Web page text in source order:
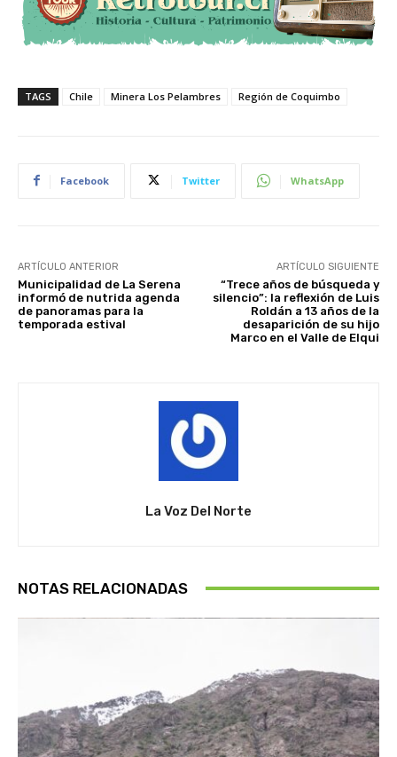
TAGS Chile Minera Los Pelambres Región de Coquimbo
Facebook Twitter WhatsApp
ARTÍCULO ANTERIOR
Municipalidad de La Serena
informó de nutrida agenda
de panoramas para la
temporada estival
ARTÍCULO SIGUIENTE
“Trece años de búsqueda y
silencio”: la reflexión de Luis
Roldán a 13 años de la
desaparición de su hijo
Marco en el Valle de Elqui
La Voz Del Norte
NOTAS RELACIONADAS